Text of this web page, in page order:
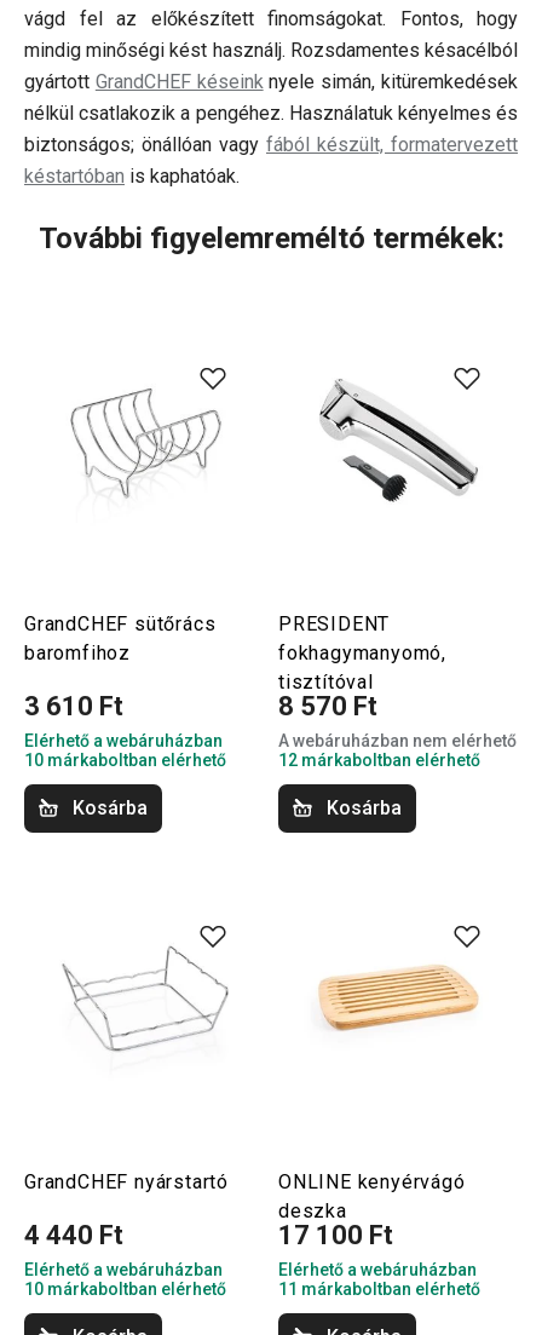
vágd fel az előkészített finomságokat. Fontos, hogy
mindig minőségi kést használj. Rozsdamentes késacélból
gyártott GrandCHEF késeink nyele simán, kitüremkedések
nélkül csatlakozik a pengéhez. Használatuk kényelmes és
biztonságos; önállóan vagy fából készült, formatervezett
késtartóban is kaphatóak.
További figyelemreméltó termékek:
GrandCHEF sütőrács
baromfihoz
3 610 Ft
Elérhető a webáruházban
10 márkaboltban elérhető
Kosárba
PRESIDENT
fokhagymanyomó,
tisztítóval
8 570 Ft
A webáruházban nem elérhető
12 márkaboltban elérhető
Kosárba
GrandCHEF nyárstartó
4 440 Ft
Elérhető a webáruházban
10 márkaboltban elérhető
ONLINE kenyérvágó
deszka
17 100 Ft
Elérhető a webáruházban
11 márkaboltban elérhető